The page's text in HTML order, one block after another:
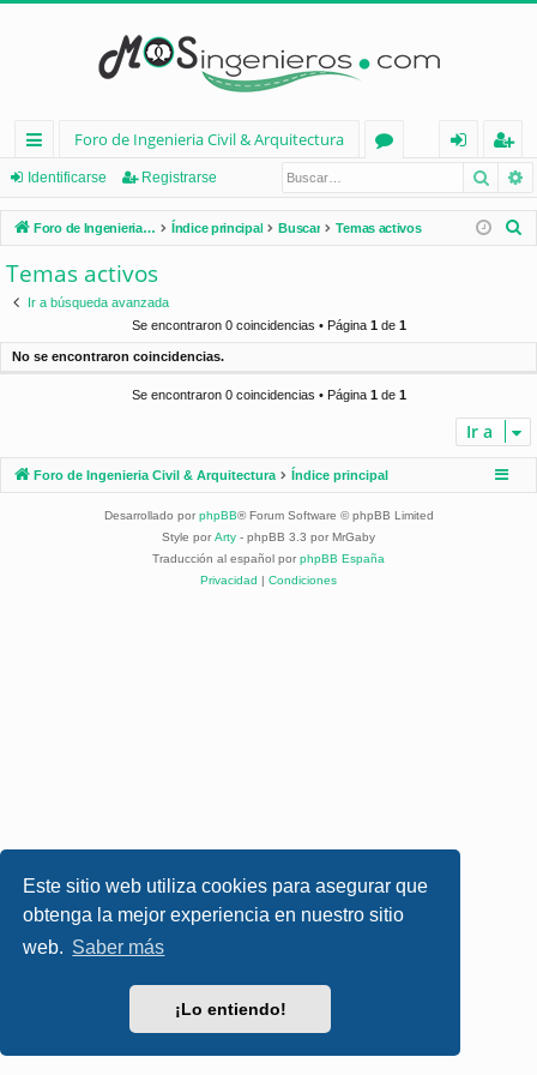
Este sitio web utiliza cookies para asegurar que
obtenga la mejor experiencia en nuestro sitio
web. Saber más
¡Lo entiendo!
nl
ac
es
rá
d
Foro de Ingenieria Civil & Arquitectura
os
nt
ifi
eg
ist
ra
Identificarse Registrarse
Foro de Ingenieria Civil & Arquitectura Índice principal Buscar Temas activos
Temas activos
Ir a búsqueda avanzada
Se encontraron 0 coincidencias • Página 1de 1
No se encontraron coincidencias.
Se encontraron 0 coincidencias • Página 1de 1
Ir a
Foro de Ingenieria Civil & Arquitectura Índice principal
Desarrollado por phpBB® Forum Software © phpBB Limited
Style por Arty - phpBB 3.3 por MrGaby
Traducción al español por phpBB España
Privacidad | Condiciones